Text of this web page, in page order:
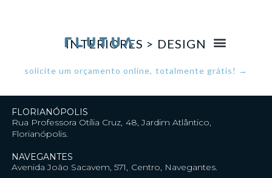
INTERIORES > DESIGN
solicite um orçamento online, totalmente grátis! →
FLORIANÓPOLIS
Rua Professora Otília Cruz, 48, Jardim Atlântico,
Florianópolis.
NAVEGANTES
Avenida João Sacavem, 571, Centro, Navegantes.